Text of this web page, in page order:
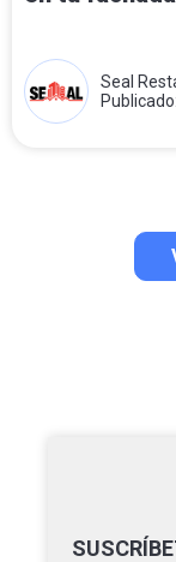
Seal